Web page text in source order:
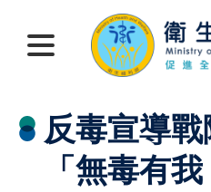
反毒宣導
「無毒有